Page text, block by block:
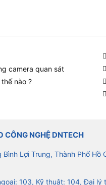
camera quan sát
nào ?
CÔNG NGHỆ DNTECH
Lợi Trung, Thành Phố Hồ
103, Kỹ thuật: 104, Đại